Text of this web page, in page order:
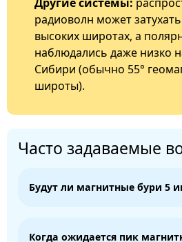
Другие системы:
радиоволн может
высоких широтах, а
наблюдались даже низко
Сибири (обычно 55°
широты).
Часто задаваемые
Будут ли магнитные бури 5
Когда ожидается пик